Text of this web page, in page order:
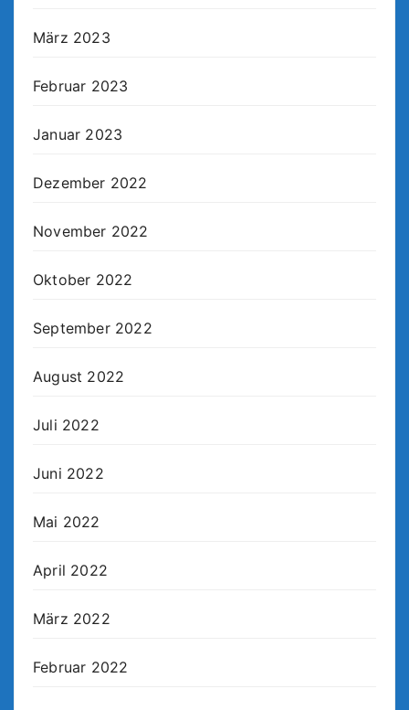
März 2023
Februar 2023
Januar 2023
Dezember 2022
November 2022
Oktober 2022
September 2022
August 2022
Juli 2022
Juni 2022
Mai 2022
April 2022
März 2022
Februar 2022